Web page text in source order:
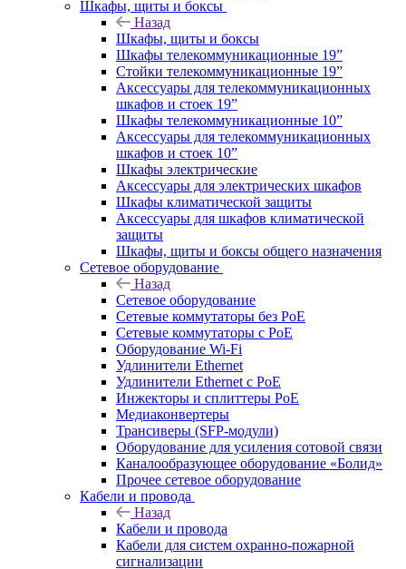
Шкафы, щиты и боксы
Назад
Шкафы, щиты и боксы
Шкафы телекоммуникационные 19”
Стойки телекоммуникационные 19”
Аксессуары для телекоммуникационных
шкафов и стоек 19”
Шкафы телекоммуникационные 10”
Аксессуары для телекоммуникационных
шкафов и стоек 10”
Шкафы электрические
Аксессуары для электрических шкафов
Шкафы климатической защиты
Аксессуары для шкафов климатической
защиты
Шкафы, щиты и боксы общего назначения
Сетевое оборудование
Назад
Сетевое оборудование
Сетевые коммутаторы без PoE
Сетевые коммутаторы с PoE
Оборудование Wi-Fi
Удлинители Ethernet
Удлинители Ethernet с PoE
Инжекторы и сплиттеры PoE
Медиаконвертеры
Трансиверы (SFP-модули)
Оборудование для усиления сотовой связи
Каналообразующее оборудование «Болид»
Прочее сетевое оборудование
Кабели и провода
Назад
Кабели и провода
Кабели для систем охранно-пожарной
сигнализации